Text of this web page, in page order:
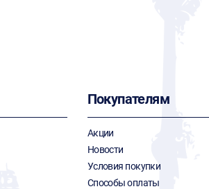
Покупателям
Акции
Новости
Условия покупки
Способы оплаты